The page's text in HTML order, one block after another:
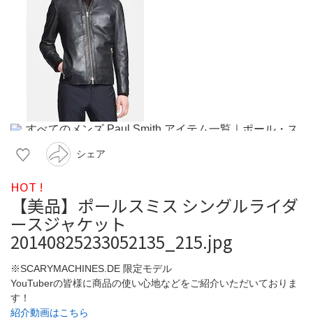
シェア
HOT !
【美品】ポールスミス シングルライダ
ースジャケット
20140825233052135_215.jpg
※SCARYMACHINES.DE 限定モデル
YouTuberの皆様に商品の使い心地などをご紹介いただいておりま
す！
紹介動画はこちら